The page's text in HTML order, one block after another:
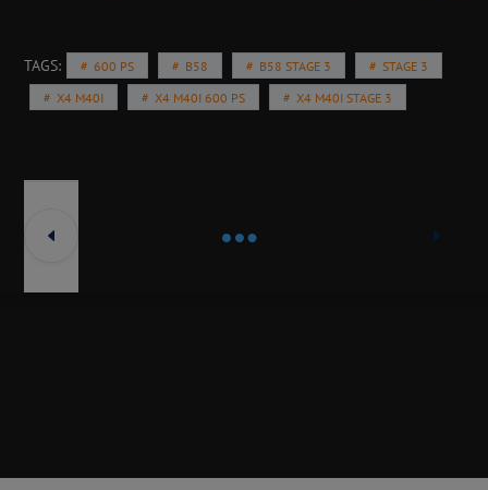
TAGS: 600 PS B58 B58 STAGE 3
STAGE 3
X4 M40I
X4 M40I 600 PS X4 M40I STAGE 3